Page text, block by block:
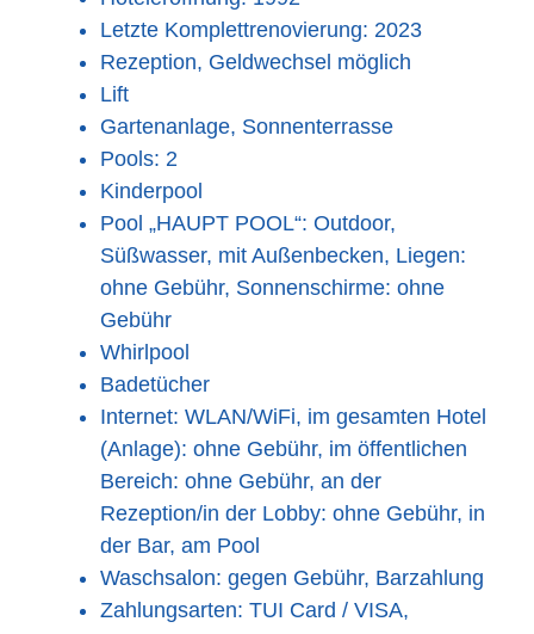
Letzte Komplettrenovierung: 2023
Rezeption, Geldwechsel möglich
Lift
Gartenanlage, Sonnenterrasse
Pools: 2
Kinderpool
Pool „HAUPT POOL“: Outdoor,
Süßwasser, mit Außenbecken, Liegen:
ohne Gebühr, Sonnenschirme: ohne
Gebühr
Whirlpool
Badetücher
Internet: WLAN/WiFi, im gesamten Hotel
(Anlage): ohne Gebühr, im öffentlichen
Bereich: ohne Gebühr, an der
Rezeption/in der Lobby: ohne Gebühr, in
der Bar, am Pool
Waschsalon: gegen Gebühr, Barzahlung
Zahlungsarten: TUI Card / VISA,